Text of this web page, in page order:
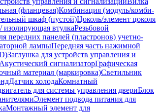
(фланцевая)Комбинация (модуль/комби-
шкаф (пустой)Цоколь/элемент цоколя
втулкаРезьбовой
передних панелей (пластронов) учетно-
лампыПередняя часть нажимной
Заглушка для устройств управления и
Акустический сигнализаторГрафическая
материал (маркировка)Светильник
Датчик холодаКомнатный
для системы управления двериБлок
Элемент подвода питания для
Монтажный элемент для